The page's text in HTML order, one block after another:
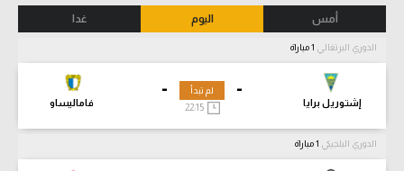
أمس اليوم غدا
الدوري البرتغالي
-
إشتوريل برايا
-
فاماليساو
لم تبدأ
22:15
الدوري البلجيكي